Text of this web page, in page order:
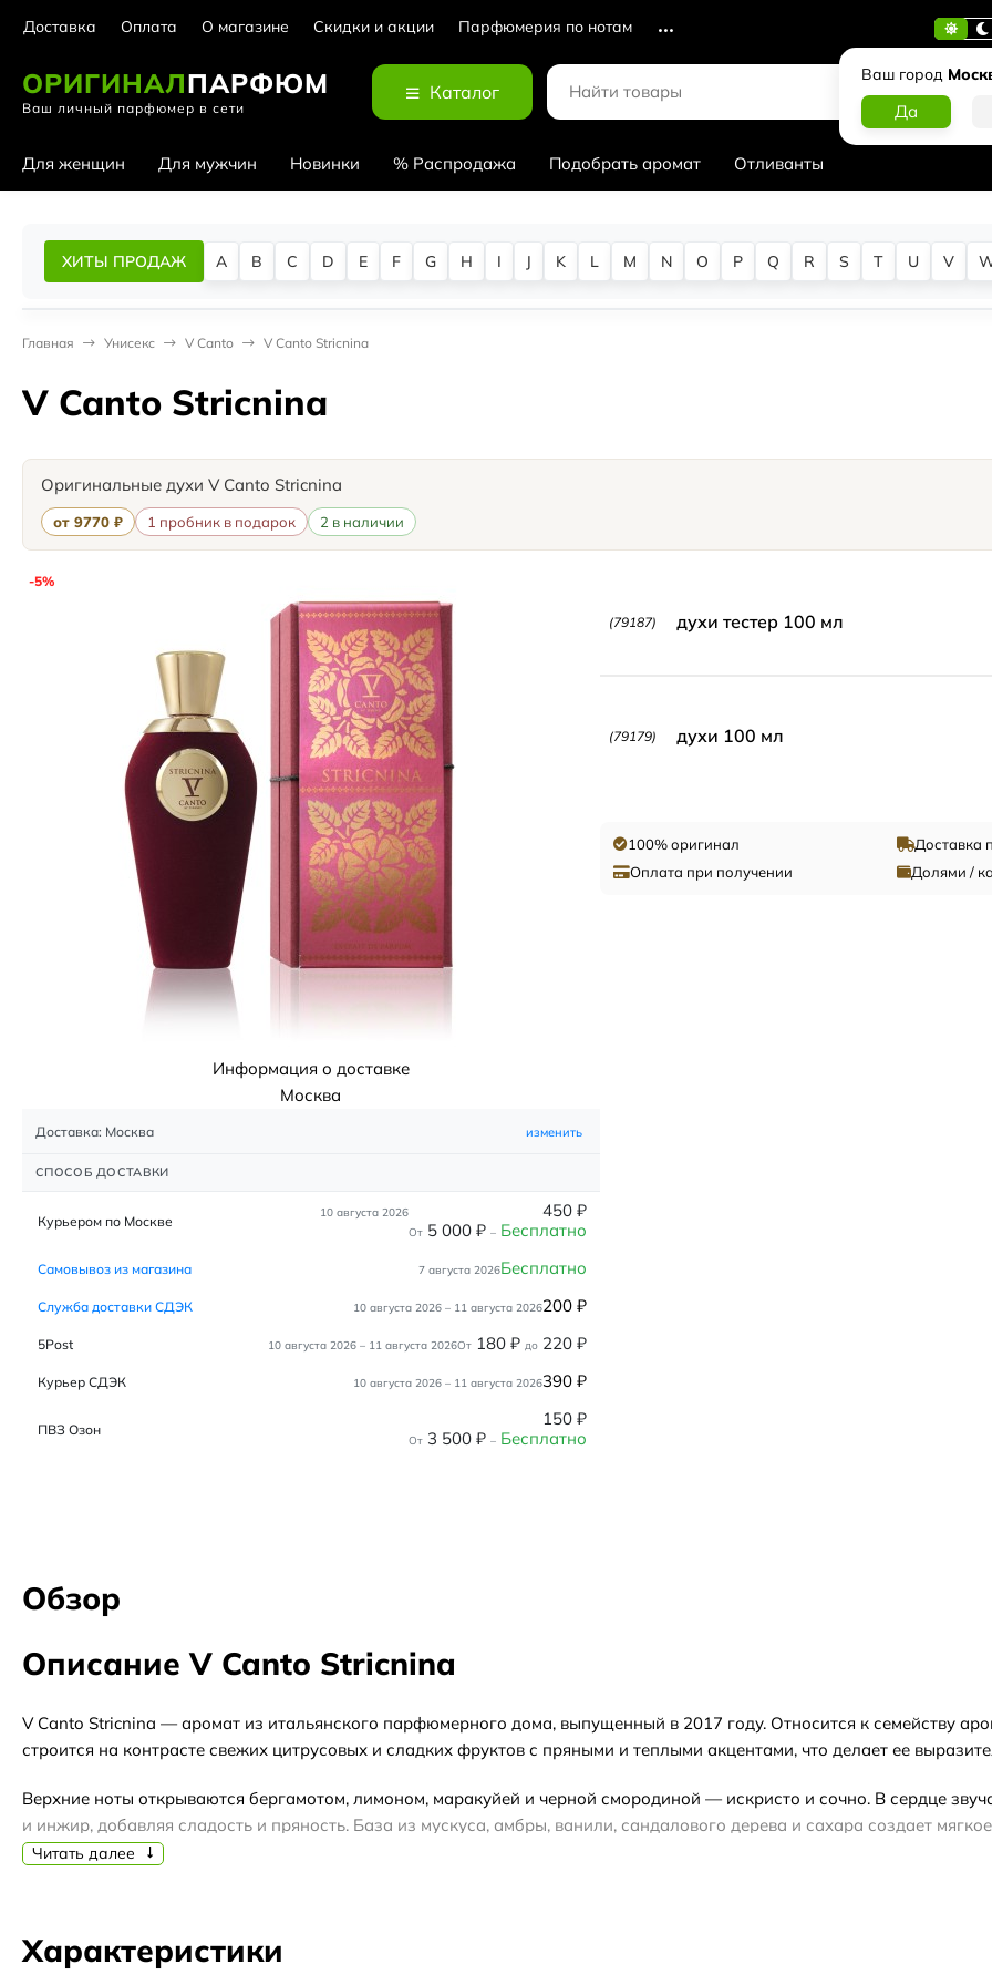
Доставка Оплата О магазине Скидки и акции Парфюмерия по нотам
Ваш город
ОРИГИНАЛПАРФЮМ
Ваш личный парфюмер в сети
Каталог
Для женщин Для мужчин Новинки % Распродажа Подобрать аромат Отливанты
ХИТЫ ПРОДАЖ A B C D E F G H I J K L M N O P Q R S T U V
Главная Унисекс V Canto V Canto Stricnina
V Canto Stricnina
Оригинальные духи V Canto Stricnina
от 9770 ₽ 1 пробник в подарок 2 в наличии
-5%
(79187) духи тестер 100 мл
(79179) духи 100 мл
100% оригинал
Доставка
Оплата при получении
Долями /
Информация о доставке
Москва
Доставка: Москва изменить
СПОСОБ ДОСТАВКИ
Курьером по Москве 10 августа 2026 450 ₽
От 5 000 ₽ – Бесплатно
Самовывоз из магазина 7 августа 2026Бесплатно
Служба доставки СДЭК 10 августа 2026 – 11 августа 2026200 ₽
5Post 10 августа 2026 – 11 августа 2026От 180 ₽ до 220 ₽
Курьер СДЭК 10 августа 2026 – 11 августа 2026390 ₽
ПВЗ Озон 150 ₽
От 3 500 ₽ – Бесплатно
Обзор
Описание V Canto Stricnina
V Canto Stricnina — аромат из итальянского парфюмерного дома, выпущенный в 2017 году. Относится к семейству
строится на контрасте свежих цитрусовых и сладких фруктов с пряными и теплыми акцентами, что делает ее
Верхние ноты открываются бергамотом, лимоном, маракуйей и черной смородиной — искристо и сочно. В сердце
и инжир, добавляя сладость и пряность. База из мускуса, амбры, ванили, сандалового дерева и сахара создает
уместно в холодное время года.
запечатанный оригинал.
Читать далее
Характеристики